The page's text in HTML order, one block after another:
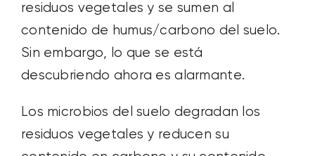
residuos vegetales y se sumen al
contenido de humus/carbono del suelo.
Sin embargo, lo que se está
descubriendo ahora es alarmante.
Los microbios del suelo degradan los
residuos vegetales y reducen su